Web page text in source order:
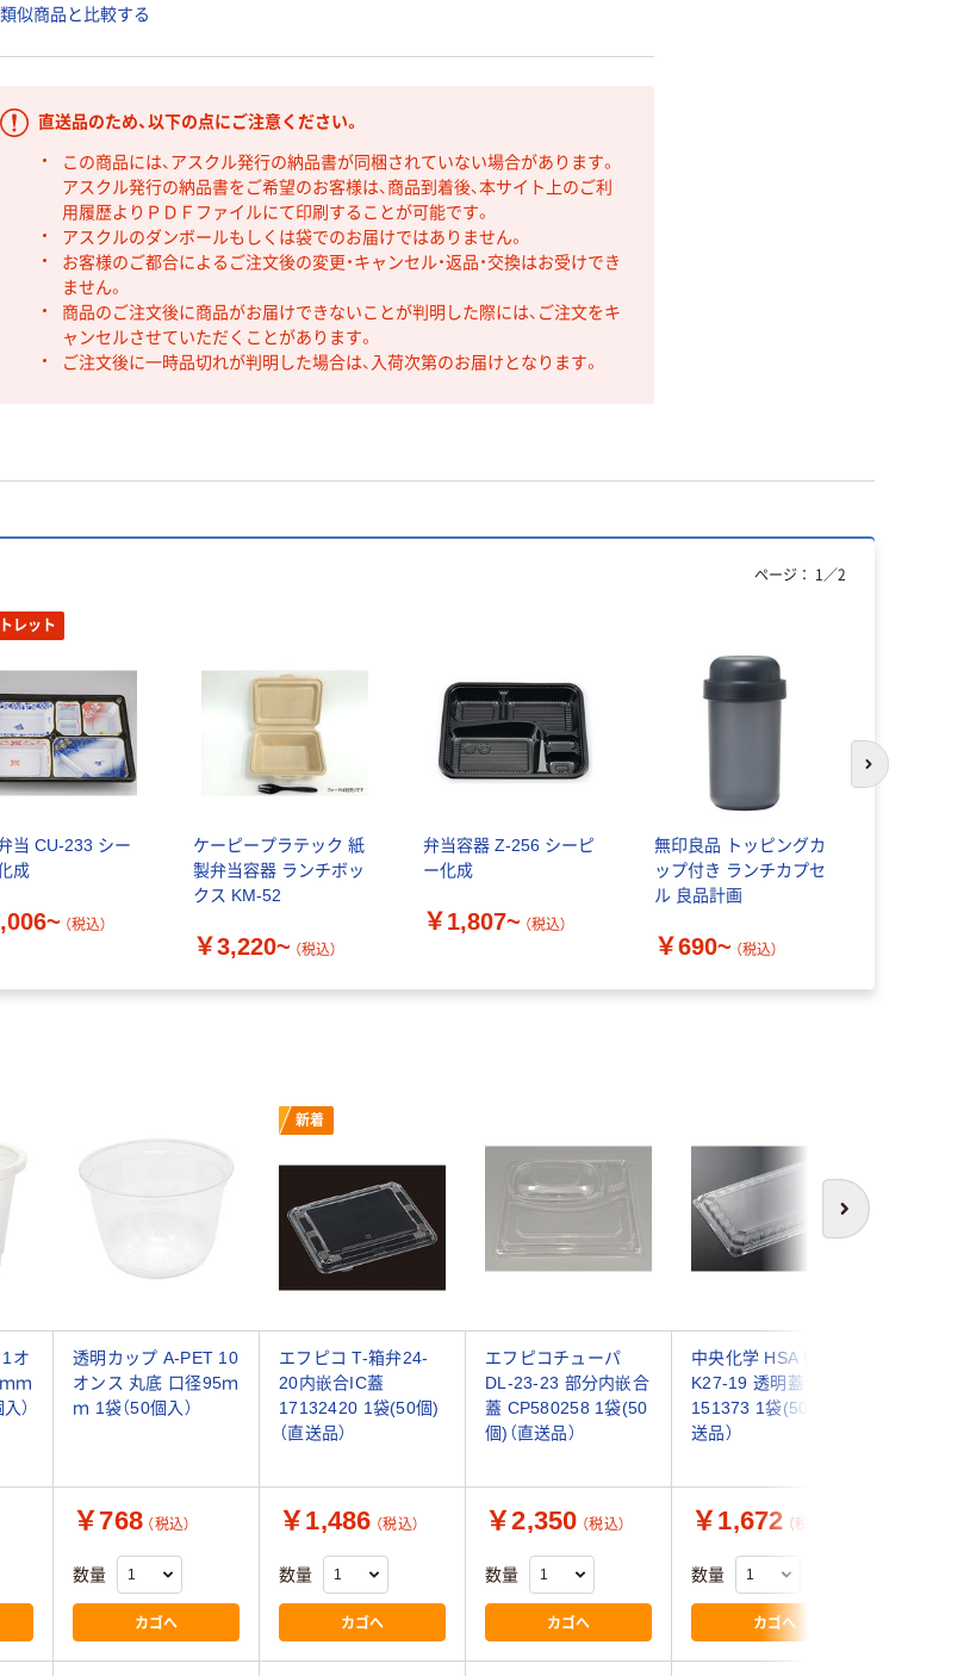
類似商品と比較する
直送品のため、以下の点にご注意ください。
この商品には、アスクル発行の納品書が同梱されていない場合があります。
アスクル発行の納品書をご希望のお客様は、商品到着後、本サイト上のご利
用履歴よりＰＤＦファイルにて印刷することが可能です。
アスクルのダンボールもしくは袋でのお届けではありません。
お客様のご都合によるご注文後の変更・キャンセル・返品・交換はお受けでき
ません。
商品のご注文後に商品がお届けできないことが判明した際には、ご注文をキ
ャンセルさせていただくことがあります。
ご注文後に一時品切れが判明した場合は、入荷次第のお届けとなります。
レット
当 CU-233 シー
成
（税込）
ケーピープラテック 紙
製弁当容器 ランチボッ
クス KM-52
￥3,220~ （税込）
弁当容器 Z-256 シーピ
ー化成
￥1,807~ （税込）
無印良品 トッピングカ
ップ付き ランチカプセ
ル 良品計画
￥690~ （税込）
ページ： 1 ／2
次のスライド
次へ
新着
オ
ｍ
）
透明カップ A-PET 10
オンス 丸底 口径95ｍ
ｍ 1袋（50個入）
エフピコ T-箱弁24-
20内嵌合IC蓋
17132420 1袋(50個)
（直送品）
エフピコチューパ
DL-23-23 部分内嵌合
蓋 CP580258 1袋(50
個)（直送品）
中央化学 HSA 街弁
K27-19 透明蓋
151373 1袋(50個)（直
送品）
￥768 （税込）
数量
カゴへ
￥1,486 （税込）
数量
カゴへ
￥2,350 （税込）
数量
カゴへ
￥1,672 （税込）
数量
カゴへ